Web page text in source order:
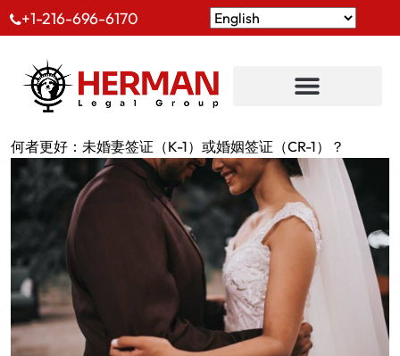
+1-216-696-6170
何者更好：未婚妻签证（K-1）或婚姻签证（CR-1）？